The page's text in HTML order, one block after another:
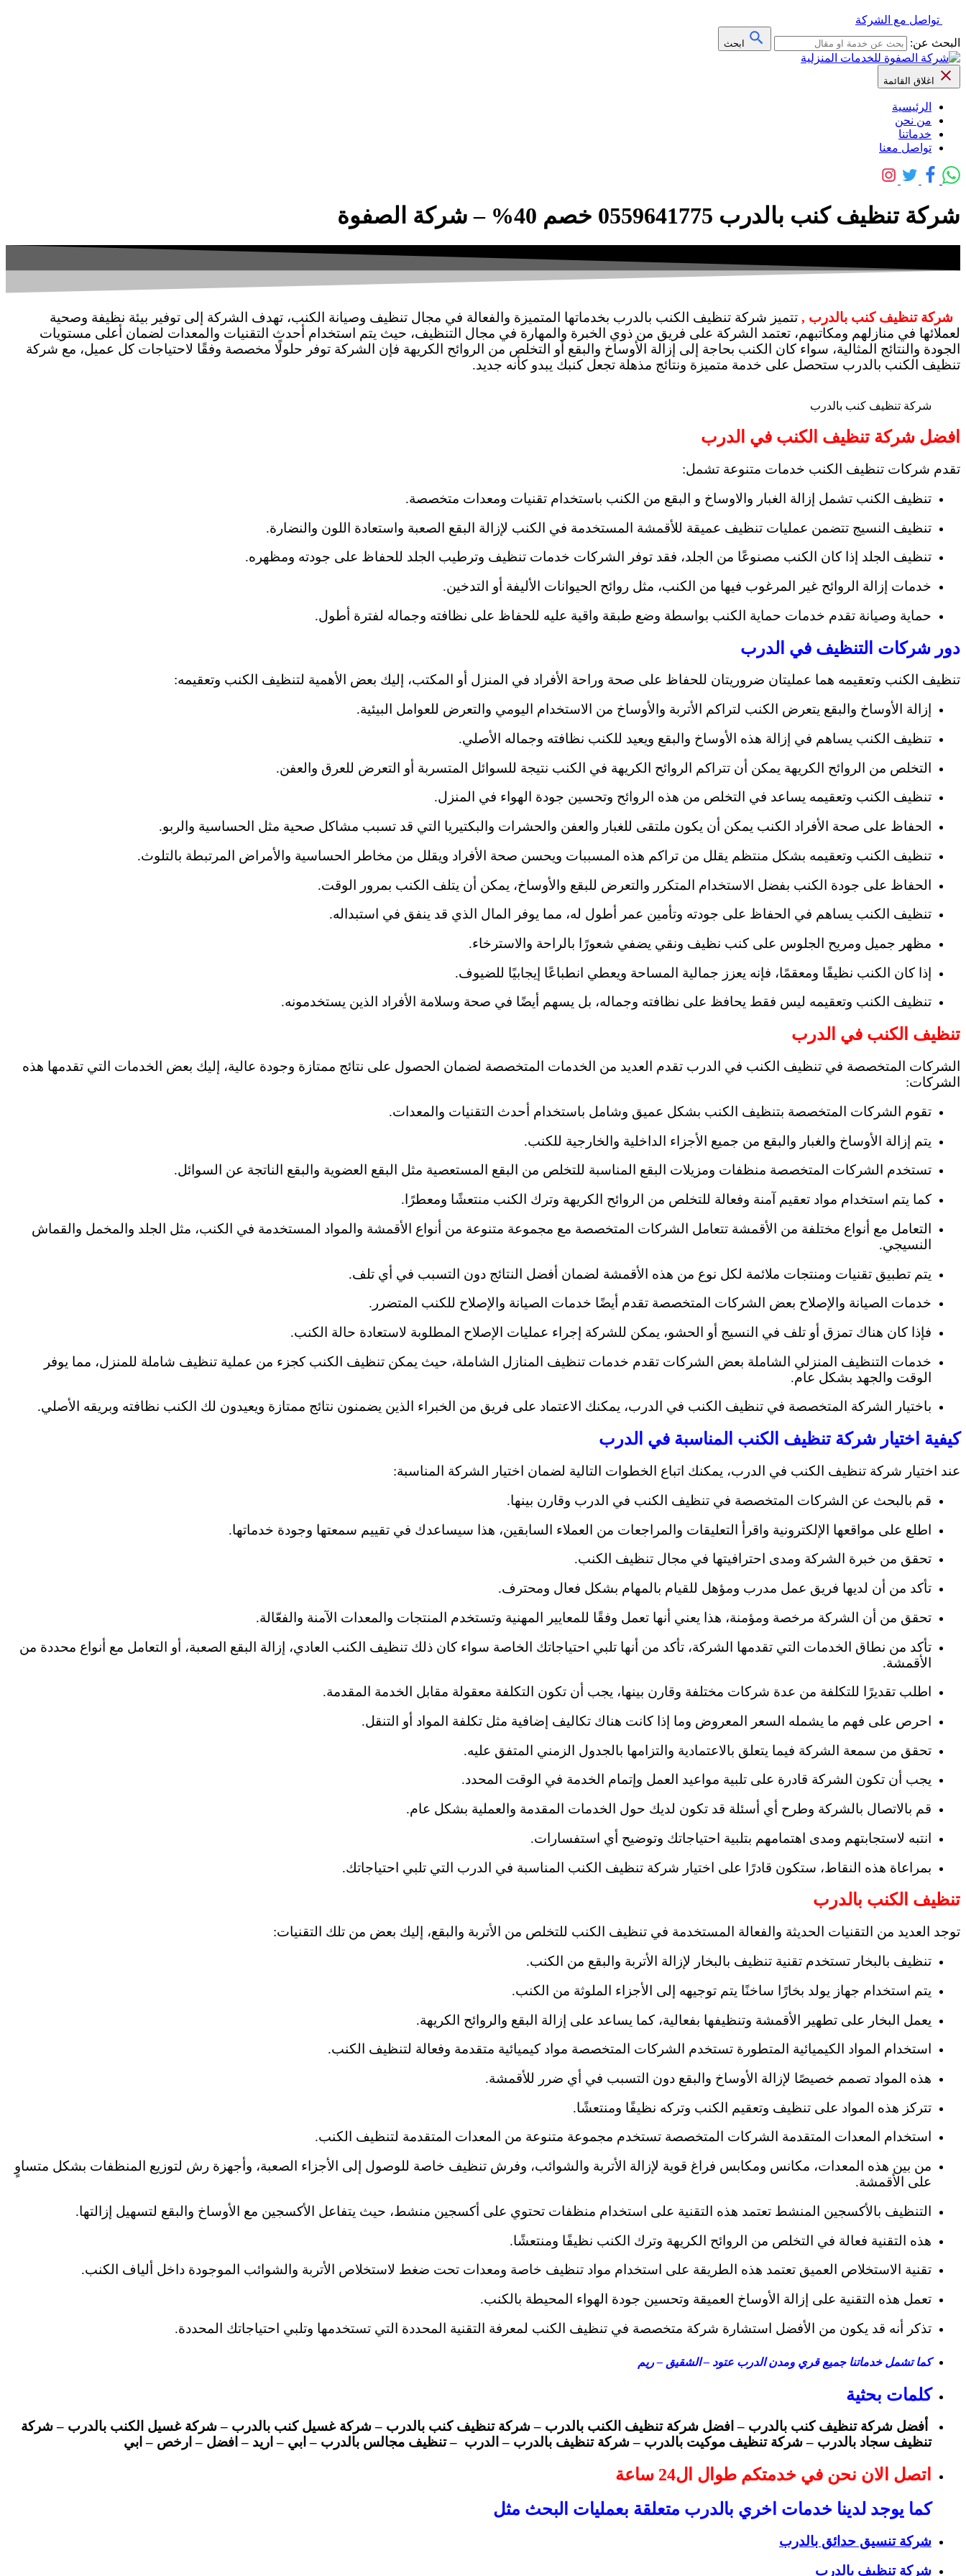
تواصل مع الشركة
البحث عن:
ابحث
اغلاق القائمة
الرئيسية
من نحن
خدماتنا
تواصل معنا
شركة تنظيف كنب بالدرب 0559641775 خصم 40% – شركة الصفوة
شركة تنظيف كنب بالدرب , تتميز شركة تنظيف الكنب بالدرب بخدماتها المتميزة والفعالة في مجال تنظيف وصيانة الكنب، تهدف الشركة إلى توفير بيئة نظيفة وصحية
لعملائها في منازلهم ومكاتبهم، تعتمد الشركة على فريق من ذوي الخبرة والمهارة في مجال التنظيف، حيث يتم استخدام أحدث التقنيات والمعدات لضمان أعلى مستويات
الجودة والنتائج المثالية، سواء كان الكنب بحاجة إلى إزالة الأوساخ والبقع أو التخلص من الروائح الكريهة فإن الشركة توفر حلولًا مخصصة وفقًا لاحتياجات كل عميل، مع شركة
تنظيف الكنب بالدرب ستحصل على خدمة متميزة ونتائج مذهلة تجعل كنبك يبدو كأنه جديد.
شركة تنظيف كنب بالدرب
افضل شركة تنظيف الكنب في الدرب
تقدم شركات تنظيف الكنب خدمات متنوعة تشمل:
تنظيف الكنب تشمل إزالة الغبار والاوساخ و البقع من الكنب باستخدام تقنيات ومعدات متخصصة.
تنظيف النسيج تتضمن عمليات تنظيف عميقة للأقمشة المستخدمة في الكنب لإزالة البقع الصعبة واستعادة اللون والنضارة.
تنظيف الجلد إذا كان الكنب مصنوعًا من الجلد، فقد توفر الشركات خدمات تنظيف وترطيب الجلد للحفاظ على جودته ومظهره.
خدمات إزالة الروائح غير المرغوب فيها من الكنب، مثل روائح الحيوانات الأليفة أو التدخين.
حماية وصيانة تقدم خدمات حماية الكنب بواسطة وضع طبقة واقية عليه للحفاظ على نظافته وجماله لفترة أطول.
دور شركات التنظيف في الدرب
تنظيف الكنب وتعقيمه هما عمليتان ضروريتان للحفاظ على صحة وراحة الأفراد في المنزل أو المكتب، إليك بعض الأهمية لتنظيف الكنب وتعقيمه:
إزالة الأوساخ والبقع يتعرض الكنب لتراكم الأتربة والأوساخ من الاستخدام اليومي والتعرض للعوامل البيئية.
تنظيف الكنب يساهم في إزالة هذه الأوساخ والبقع ويعيد للكنب نظافته وجماله الأصلي.
التخلص من الروائح الكريهة يمكن أن تتراكم الروائح الكريهة في الكنب نتيجة للسوائل المتسربة أو التعرض للعرق والعفن.
تنظيف الكنب وتعقيمه يساعد في التخلص من هذه الروائح وتحسين جودة الهواء في المنزل.
الحفاظ على صحة الأفراد الكنب يمكن أن يكون ملتقى للغبار والعفن والحشرات والبكتيريا التي قد تسبب مشاكل صحية مثل الحساسية والربو.
تنظيف الكنب وتعقيمه بشكل منتظم يقلل من تراكم هذه المسببات ويحسن صحة الأفراد ويقلل من مخاطر الحساسية والأمراض المرتبطة بالتلوث.
الحفاظ على جودة الكنب بفضل الاستخدام المتكرر والتعرض للبقع والأوساخ، يمكن أن يتلف الكنب بمرور الوقت.
تنظيف الكنب يساهم في الحفاظ على جودته وتأمين عمر أطول له، مما يوفر المال الذي قد ينفق في استبداله.
مظهر جميل ومريح الجلوس على كنب نظيف ونقي يضفي شعورًا بالراحة والاسترخاء.
إذا كان الكنب نظيفًا ومعقمًا، فإنه يعزز جمالية المساحة ويعطي انطباعًا إيجابيًا للضيوف.
تنظيف الكنب وتعقيمه ليس فقط يحافظ على نظافته وجماله، بل يسهم أيضًا في صحة وسلامة الأفراد الذين يستخدمونه.
تنظيف الكنب في الدرب
الشركات المتخصصة في تنظيف الكنب في الدرب تقدم العديد من الخدمات المتخصصة لضمان الحصول على نتائج ممتازة وجودة عالية، إليك بعض الخدمات التي تقدمها هذه
الشركات:
تقوم الشركات المتخصصة بتنظيف الكنب بشكل عميق وشامل باستخدام أحدث التقنيات والمعدات.
يتم إزالة الأوساخ والغبار والبقع من جميع الأجزاء الداخلية والخارجية للكنب.
تستخدم الشركات المتخصصة منظفات ومزيلات البقع المناسبة للتخلص من البقع المستعصية مثل البقع العضوية والبقع الناتجة عن السوائل.
كما يتم استخدام مواد تعقيم آمنة وفعالة للتخلص من الروائح الكريهة وترك الكنب منتعشًا ومعطرًا.
التعامل مع أنواع مختلفة من الأقمشة تتعامل الشركات المتخصصة مع مجموعة متنوعة من أنواع الأقمشة والمواد المستخدمة في الكنب، مثل الجلد والمخمل والقماش
النسيجي.
يتم تطبيق تقنيات ومنتجات ملائمة لكل نوع من هذه الأقمشة لضمان أفضل النتائج دون التسبب في أي تلف.
خدمات الصيانة والإصلاح بعض الشركات المتخصصة تقدم أيضًا خدمات الصيانة والإصلاح للكنب المتضرر.
فإذا كان هناك تمزق أو تلف في النسيج أو الحشو، يمكن للشركة إجراء عمليات الإصلاح المطلوبة لاستعادة حالة الكنب.
خدمات التنظيف المنزلي الشاملة بعض الشركات تقدم خدمات تنظيف المنازل الشاملة، حيث يمكن تنظيف الكنب كجزء من عملية تنظيف شاملة للمنزل، مما يوفر
الوقت والجهد بشكل عام.
باختيار الشركة المتخصصة في تنظيف الكنب في الدرب، يمكنك الاعتماد على فريق من الخبراء الذين يضمنون نتائج ممتازة ويعيدون لك الكنب نظافته وبريقه الأصلي.
كيفية اختيار شركة تنظيف الكنب المناسبة في الدرب
عند اختيار شركة تنظيف الكنب في الدرب، يمكنك اتباع الخطوات التالية لضمان اختيار الشركة المناسبة:
قم بالبحث عن الشركات المتخصصة في تنظيف الكنب في الدرب وقارن بينها.
اطلع على مواقعها الإلكترونية واقرأ التعليقات والمراجعات من العملاء السابقين، هذا سيساعدك في تقييم سمعتها وجودة خدماتها.
تحقق من خبرة الشركة ومدى احترافيتها في مجال تنظيف الكنب.
تأكد من أن لديها فريق عمل مدرب ومؤهل للقيام بالمهام بشكل فعال ومحترف.
تحقق من أن الشركة مرخصة ومؤمنة، هذا يعني أنها تعمل وفقًا للمعايير المهنية وتستخدم المنتجات والمعدات الآمنة والفعّالة.
تأكد من نطاق الخدمات التي تقدمها الشركة، تأكد من أنها تلبي احتياجاتك الخاصة سواء كان ذلك تنظيف الكنب العادي، إزالة البقع الصعبة، أو التعامل مع أنواع محددة من
الأقمشة.
اطلب تقديرًا للتكلفة من عدة شركات مختلفة وقارن بينها، يجب أن تكون التكلفة معقولة مقابل الخدمة المقدمة.
احرص على فهم ما يشمله السعر المعروض وما إذا كانت هناك تكاليف إضافية مثل تكلفة المواد أو التنقل.
تحقق من سمعة الشركة فيما يتعلق بالاعتمادية والتزامها بالجدول الزمني المتفق عليه.
يجب أن تكون الشركة قادرة على تلبية مواعيد العمل وإتمام الخدمة في الوقت المحدد.
قم بالاتصال بالشركة وطرح أي أسئلة قد تكون لديك حول الخدمات المقدمة والعملية بشكل عام.
انتبه لاستجابتهم ومدى اهتمامهم بتلبية احتياجاتك وتوضيح أي استفسارات.
بمراعاة هذه النقاط، ستكون قادرًا على اختيار شركة تنظيف الكنب المناسبة في الدرب التي تلبي احتياجاتك.
تنظيف الكنب بالدرب
توجد العديد من التقنيات الحديثة والفعالة المستخدمة في تنظيف الكنب للتخلص من الأتربة والبقع، إليك بعض من تلك التقنيات:
تنظيف بالبخار تستخدم تقنية تنظيف بالبخار لإزالة الأتربة والبقع من الكنب.
يتم استخدام جهاز يولد بخارًا ساخنًا يتم توجيهه إلى الأجزاء الملوثة من الكنب.
يعمل البخار على تطهير الأقمشة وتنظيفها بفعالية، كما يساعد على إزالة البقع والروائح الكريهة.
استخدام المواد الكيميائية المتطورة تستخدم الشركات المتخصصة مواد كيميائية متقدمة وفعالة لتنظيف الكنب.
هذه المواد تصمم خصيصًا لإزالة الأوساخ والبقع دون التسبب في أي ضرر للأقمشة.
تتركز هذه المواد على تنظيف وتعقيم الكنب وتركه نظيفًا ومنتعشًا.
استخدام المعدات المتقدمة الشركات المتخصصة تستخدم مجموعة متنوعة من المعدات المتقدمة لتنظيف الكنب.
من بين هذه المعدات، مكانس ومكابس فراغ قوية لإزالة الأتربة والشوائب، وفرش تنظيف خاصة للوصول إلى الأجزاء الصعبة، وأجهزة رش لتوزيع المنظفات بشكل متساوٍ
على الأقمشة.
التنظيف بالأكسجين المنشط تعتمد هذه التقنية على استخدام منظفات تحتوي على أكسجين منشط، حيث يتفاعل الأكسجين مع الأوساخ والبقع لتسهيل إزالتها.
هذه التقنية فعالة في التخلص من الروائح الكريهة وترك الكنب نظيفًا ومنتعشًا.
تقنية الاستخلاص العميق تعتمد هذه الطريقة على استخدام مواد تنظيف خاصة ومعدات تحت ضغط لاستخلاص الأتربة والشوائب الموجودة داخل ألياف الكنب.
تعمل هذه التقنية على إزالة الأوساخ العميقة وتحسين جودة الهواء المحيطة بالكنب.
تذكر أنه قد يكون من الأفضل استشارة شركة متخصصة في تنظيف الكنب لمعرفة التقنية المحددة التي تستخدمها وتلبي احتياجاتك المحددة.
كما تشمل خدماتنا جميع قري ومدن الدرب عتود – الشقيق – ريم
كلمات بحثية
أفضل شركة تنظيف كنب بالدرب – افضل شركة تنظيف الكنب بالدرب – شركة تنظيف كنب بالدرب – شركة غسيل كنب بالدرب – شركة غسيل الكنب بالدرب – شركة
تنظيف سجاد بالدرب – شركة تنظيف موكيت بالدرب – شركة تنظيف بالدرب – الدرب – تنظيف مجالس بالدرب – ابي – اريد – افضل – ارخص – ابي
اتصل الان نحن في خدمتكم طوال ال24 ساعة
كما يوجد لدينا خدمات اخري بالدرب متعلقة بعمليات البحث مثل
شركة تنسيق حدائق بالدرب
شركة تنظيف بالدرب